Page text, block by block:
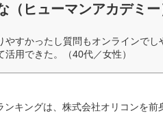
（ヒューマンアカデミー
やすかったし質問もオンラインで
活用できた。（40代／女性）
ンキングは、株式会社オリコンを